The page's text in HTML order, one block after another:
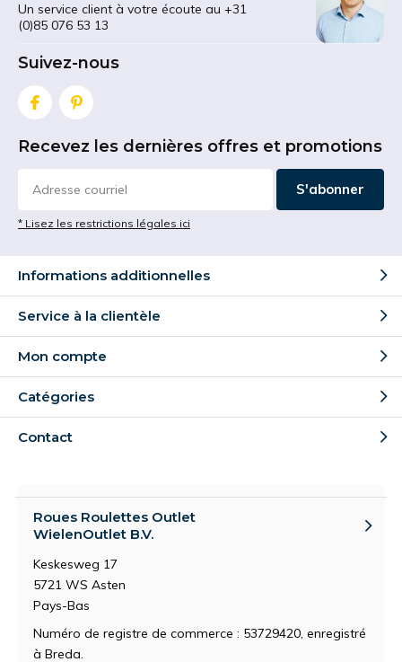
Un service client à votre écoute au +31
(0)85 076 53 13
Suivez-nous
Recevez les dernières offres et promotions
S'abonner
* Lisez les restrictions légales ici
Informations additionnelles
Service à la clientèle
Mon compte
Catégories
Contact
Roues Roulettes Outlet
WielenOutlet B.V.
Keskesweg 17
5721 WS Asten
Pays-Bas
Numéro de registre de commerce : 53729420, enregistré
à Breda.